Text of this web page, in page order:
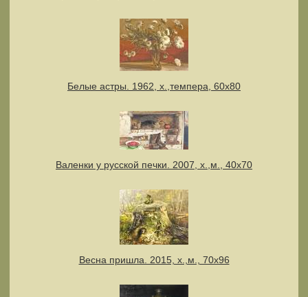
Белые астры. 1962, х.,темпера, 60х80
Валенки у русской печки. 2007, х.,м., 40х70
Весна пришла. 2015, х.,м., 70х96